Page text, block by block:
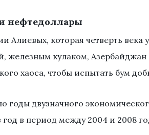
нефтедоллары
Алиевых, которая четверть
железным кулаком,
хаоса, чтобы испытать бум
годы двузначного
год в период между 2004 и 2008